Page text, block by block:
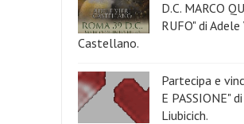
D.C. MARCO
RUFO" di Adele
Castellano.
Partecipa e
E PASSIONE"
Liubicich.